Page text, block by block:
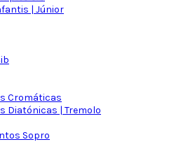
| Júnior
Cromáticas
Diatónicas | Tremolo
Sopro